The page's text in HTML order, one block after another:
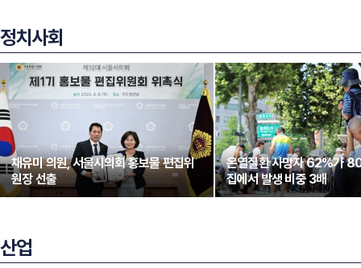
정치사회
채유미 의원, 서울시의회 홍보물 편집위
원장 선출
온열질환 사망자 62%가
집에서 발생 비중 3배
산업